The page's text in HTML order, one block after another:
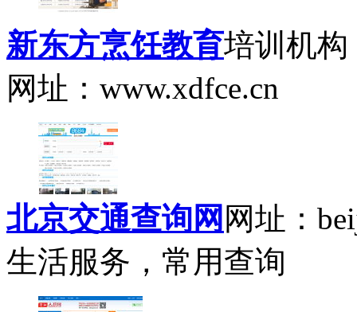
新东方烹饪教育培训机构
网址：www.xdfce.cn
北京交通查询网 网址：
生活服务，常用查询